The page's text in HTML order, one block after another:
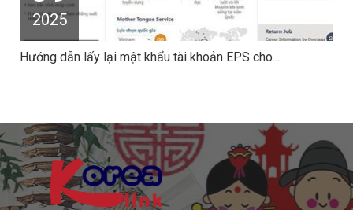
2025
Hướng dẫn lấy lại mật khẩu tài khoản EPS cho...